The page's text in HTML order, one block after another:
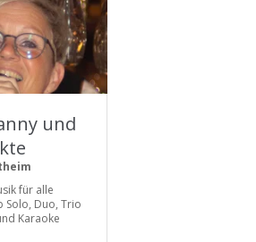
und
für alle
Solo, Duo, Trio
Karaoke